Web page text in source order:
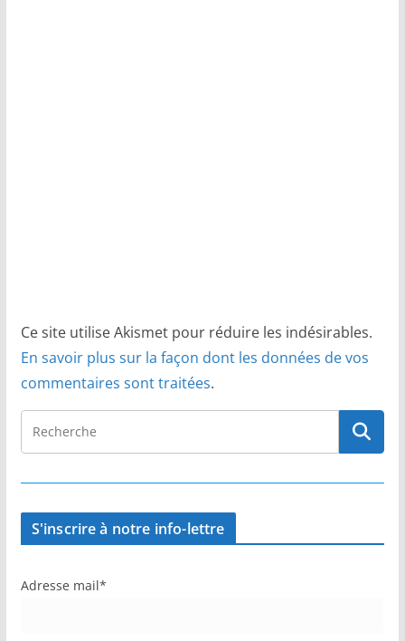
Ce site utilise Akismet pour réduire les indésirables.
En savoir plus sur la façon dont les données de vos
commentaires sont traitées.
S'inscrire à notre info-lettre
Adresse mail*